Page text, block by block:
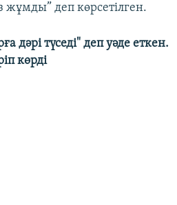
жұмды” деп көрсетілген.
дәрі түседі" деп уәде еткен.
көрді